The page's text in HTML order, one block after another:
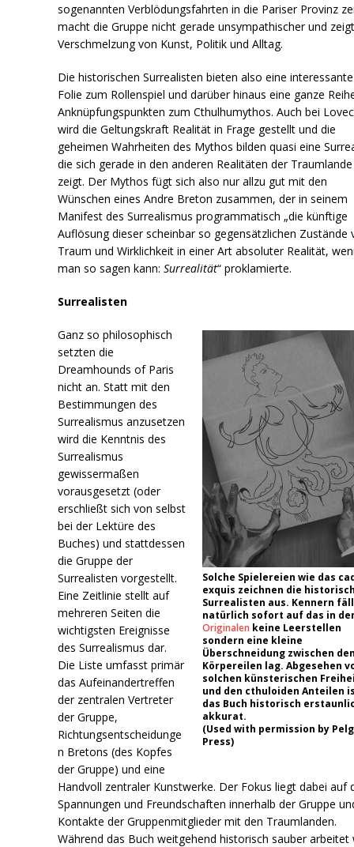
sogenannten Verblödungsfahrten in die Pariser Provinz
macht die Gruppe nicht gerade unsympathischer und
Verschmelzung von Kunst, Politik und Alltag.
Die historischen Surrealisten bieten also eine interessante
Folie zum Rollenspiel und darüber hinaus eine ganze
Anknüpfungspunkten zum Cthulhumythos. Auch bei
wird die Geltungskraft Realität in Frage gestellt und die
geheimen Wahrheiten des Mythos bilden quasi eine
die sich gerade in den anderen Realitäten der Traumlande
zeigt. Der Mythos fügt sich also nur allzu gut mit den
Wünschen eines Andre Breton zusammen, der in seinem
Manifest des Surrealismus programmatisch „die künftige
Auflösung dieser scheinbar so gegensätzlichen Zustände
Traum und Wirklichkeit in einer Art absoluter Realität,
man so sagen kann:Surrealität“ proklamierte.
Surrealisten
Solche Spielereien wie das
exquis zeichnen die
Surrealisten aus. Kennern
natürlich sofort auf das in
Originalen keine Leerstellen
sondern eine kleine
Überschneidung zwischen
Körpereilen lag. Abgesehen
solchen künsterischen
und den cthuloiden Anteilen
das Buch historisch
akkurat.
(Used with permission by
Press)
Ganz so philosophisch
setzten die
Dreamhounds of Paris
nicht an. Statt mit den
Bestimmungen des
Surrealismus anzusetzen
wird die Kenntnis des
Surrealismus
gewissermaßen
vorausgesetzt (oder
erschließt sich von selbst
bei der Lektüre des
Buches) und stattdessen
die Gruppe der
Surrealisten vorgestellt.
Eine Zeitlinie stellt auf
mehreren Seiten die
wichtigsten Ereignisse
des Surrealismus dar.
Die Liste umfasst primär
das Aufeinandertreffen
der zentralen Vertreter
der Gruppe,
Richtungsentscheidunge
n Bretons (des Kopfes
der Gruppe) und eine
Handvoll zentraler Kunstwerke. Der Fokus liegt dabei auf
Spannungen und Freundschaften innerhalb der Gruppe
Kontakte der Gruppenmitglieder mit den Traumlanden.
Während das Buch weitgehend historisch sauber arbeitet